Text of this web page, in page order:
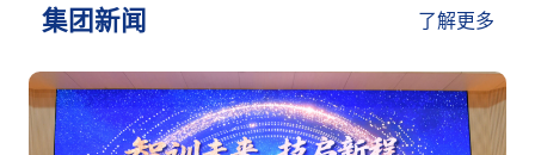
集团新闻 了解更多